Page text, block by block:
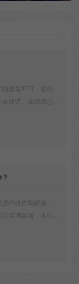
细查看即可，密码
放错。如游戏已
行操作和解答，
咨询客服，本站